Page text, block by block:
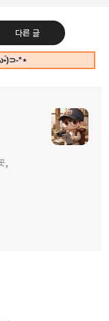
다른 글
*⋆
,
트위터